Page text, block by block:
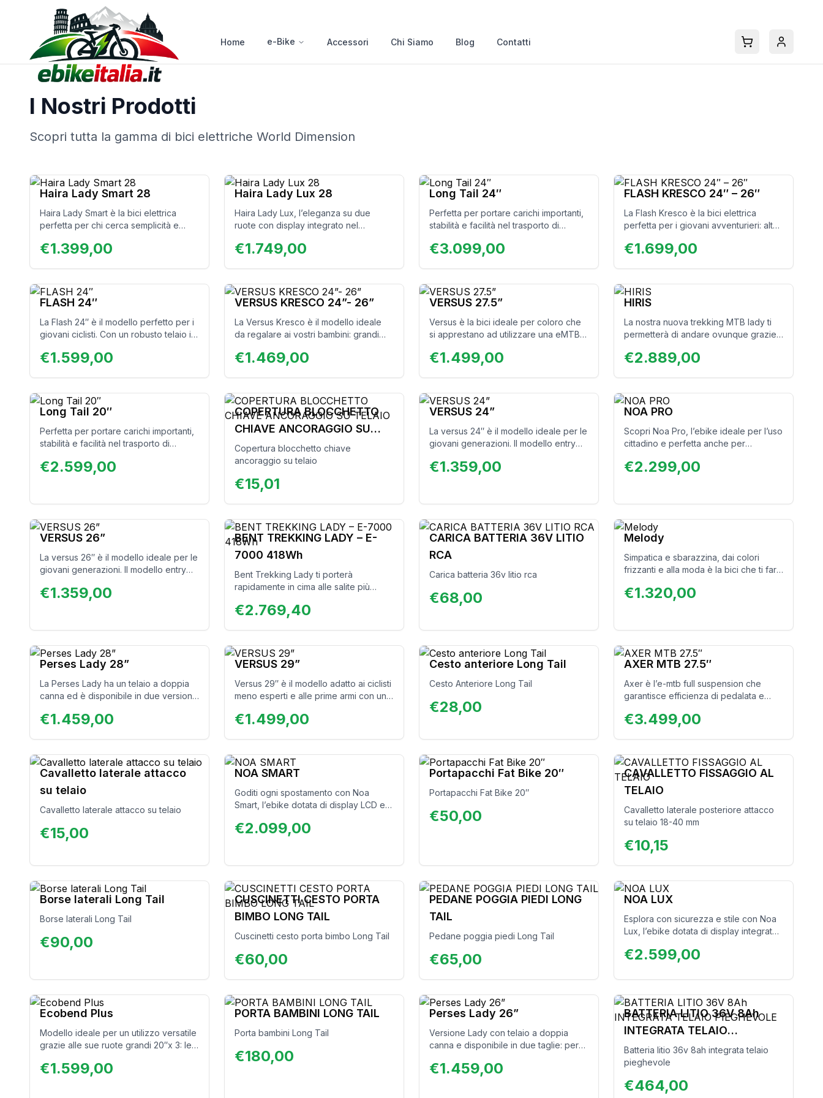
Home e-Bike Accessori Chi Siamo Blog Contatti
I Nostri Prodotti
Scopri tutta la gamma di bici elettriche World Dimension
Haira Lady Smart 28
Haira Lady Smart è la bici elettrica
perfetta per chi cerca semplicità e
come azzurro Tiffany e Malva pastello,
piacere. Ideale per chi ama distinguersi
con stile e semplicità!
€1.399,00
Haira Lady Lux 28
Haira Lady Lux, l’eleganza su due
ruote con display integrato nel
Autonomia eccezionale per lunghe
compromessi, per chi cerca il meglio!
€1.749,00
Long Tail 24″
Perfetta per portare carichi importanti,
stabilità e facilità nel trasporto di
con te la tua famiglia.
€3.099,00
FLASH KRESCO 24″ – 26″
La Flash Kresco è la bici elettrica
perfetta per i giovani avventurieri: alte
durata! Con la possibilità di montare
ai 14 anni e può essere utilizzata fino a
un’altezza di 175 cm. Ideale per ragazzi
mondo su due ruote.
€1.699,00
FLASH 24″
La Flash 24″ è il modello perfetto per i
giovani ciclisti. Con un robusto telaio in
N/m, ogni giovane biker potrà
per ragazzi e ragazze che amano
l’avventura.
€1.599,00
VERSUS KRESCO 24”- 26”
La Versus Kresco è il modello ideale
da regalare ai vostri bambini: grandi
durata! Questo modello, infatti,
avrà una bicicletta elettrica che potrà
essere utilizzata da 8 fino a 14 anni e
comunque in misura 26” sino ad una
altezza di 175cm. La bici ideale per
ragazzi e ragazze.
€1.469,00
VERSUS 27.5”
Versus è la bici ideale per coloro che
si apprestano ad utilizzare una eMTB
per chi ama lo stile MTB anche sulle
i suoi particolari tra due colorazioni: blu
e lime o rosso e bianco.
€1.499,00
HIRIS
La nostra nuova trekking MTB lady ti
permetterà di andare ovunque grazie
adatte ai terreni più insidiosi.
€2.889,00
Long Tail 20″
Perfetta per portare carichi importanti,
stabilità e facilità nel trasporto di
con te la tua famiglia.
€2.599,00
COPERTURA BLOCCHETTO
CHIAVE ANCORAGGIO SU
TELAIO
Copertura blocchetto chiave
ancoraggio su telaio
€15,01
VERSUS 24”
La versus 24″ è il modello ideale per le
giovani generazioni. Il modello entry
essere una vera e-mtb. Con il robusto
sarà in grado di seguire i grandi nelle
loro avventure alla scoperta del
mondo. La bici ideale per ragazzi e
ragazze.
€1.359,00
NOA PRO
Scopri Noa Pro, l’ebike ideale per l’uso
cittadino e perfetta anche per
impegnativi. Dotata di display integrato
terreno. Noa Pro garantisce
un’esperienza di guida affidabile,
rendendo ogni viaggio un piacere.
€2.299,00
VERSUS 26”
La versus 26″ è il modello ideale per le
giovani generazioni. Il modello entry
essere una vera e-mtb. Con il robusto
sarà in grado di cimentarsi nel fuori
strada e scoprire i propri limiti. La bici
ideale per ragazzi e ragazze.
€1.359,00
BENT TREKKING LADY – E-
7000 418Wh
Bent Trekking Lady ti porterà
rapidamente in cima alle salite più
motore Shimano Steps e alla batteria di
soddisfazione sia nelle escursioni in
famiglia che negli spostamenti casa-
€2.769,40
CARICA BATTERIA 36V LITIO
RCA
Carica batteria 36v litio rca
€68,00
Melody
Simpatica e sbarazzina, dai colori
frizzanti e alla moda è la bici che ti farà
provare per credere!
€1.320,00
Perses Lady 28”
La Perses Lady ha un telaio a doppia
canna ed è disponibile in due versioni:
agli spostamenti urbani e con freni a
maneggevole nel traffico cittadino e
garantisce percorrenze fino a 75 km
€1.459,00
VERSUS 29”
Versus 29″ è il modello adatto ai ciclisti
meno esperti e alle prime armi con una
facile da utilizzare per le prime
€1.499,00
Cesto anteriore Long Tail
Cesto Anteriore Long Tail
€28,00
AXER MTB 27.5″
Axer è l’e-mtb full suspension che
garantisce efficienza di pedalata e
motore centrale Ananda con 100 N/m e
impegnative. Design grintoso e
contemporaneo.
€3.499,00
Cavalletto laterale attacco
su telaio
Cavalletto laterale attacco su telaio
€15,00
NOA SMART
Goditi ogni spostamento con Noa
Smart, l’ebike dotata di display LCD e
cerca semplicità e prestazioni, è
affidabile su ogni percorso, la Noa
Smart unisce eleganza e funzionalità,
rendendo ogni viaggio un’esperienza
piacevole e senza pensieri.
€2.099,00
Portapacchi Fat Bike 20″
Portapacchi Fat Bike 20″
€50,00
CAVALLETTO FISSAGGIO AL
TELAIO
Cavalletto laterale posteriore attacco
su telaio 18-40 mm
€10,15
Borse laterali Long Tail
Borse laterali Long Tail
€90,00
CUSCINETTI CESTO PORTA
BIMBO LONG TAIL
Cuscinetti cesto porta bimbo Long Tail
€60,00
PEDANE POGGIA PIEDI LONG
TAIL
Pedane poggia piedi Long Tail
€65,00
NOA LUX
Esplora con sicurezza e stile con Noa
Lux, l’ebike dotata di display integrato
una guida silenziosa e senza problemi.
comfort e prestazioni elevate con la
batteria integrata 720Wh, è ideale per
chi desidera affrontare ogni tipo di
terreno con la massima tranquillità. Noa
Lux unisce innovazione e praticità per
paragoni.
€2.599,00
Ecobend Plus
Modello ideale per un utilizzo versatile
grazie alle sue ruote grandi 20″x 3: le
non saranno un ostacolo! La batteria da
€1.599,00
PORTA BAMBINI LONG TAIL
Porta bambini Long Tail
€180,00
Perses Lady 26”
Versione Lady con telaio a doppia
canna e disponibile in due taglie: per
garantiscono una frenata scattante e
€1.459,00
BATTERIA LITIO 36V 8Ah
INTEGRATA TELAIO
PIEGHEVOLE
Batteria litio 36v 8ah integrata telaio
pieghevole
€464,00